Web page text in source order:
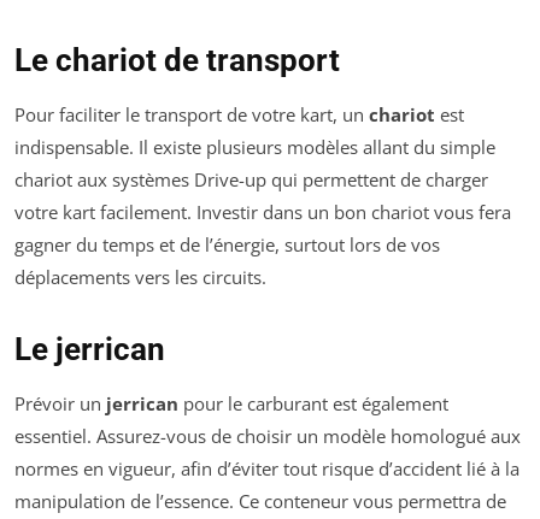
Le chariot de transport
Pour faciliter le transport de votre kart, un chariot est
indispensable. Il existe plusieurs modèles allant du simple
chariot aux systèmes Drive-up qui permettent de charger
votre kart facilement. Investir dans un bon chariot vous fera
gagner du temps et de l’énergie, surtout lors de vos
déplacements vers les circuits.
Le jerrican
Prévoir un jerrican pour le carburant est également
essentiel. Assurez-vous de choisir un modèle homologué aux
normes en vigueur, afin d’éviter tout risque d’accident lié à la
manipulation de l’essence. Ce conteneur vous permettra de